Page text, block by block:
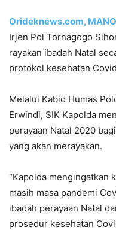
Orideknews.com,
Irjen Pol Tornagogo
rayakan ibadah Natal
protokol kesehatan
Melalui Kabid Humas
Erwindi, SIK Kapolda
perayaan Natal 2020
yang akan merayakan.
“Kapolda mengingatkan
masih masa pandemi
ibadah perayaan Natal
prosedur kesehatan